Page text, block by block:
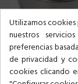
Utilizamos
nuestros
preferencias
de privacidad y
cookies clicando